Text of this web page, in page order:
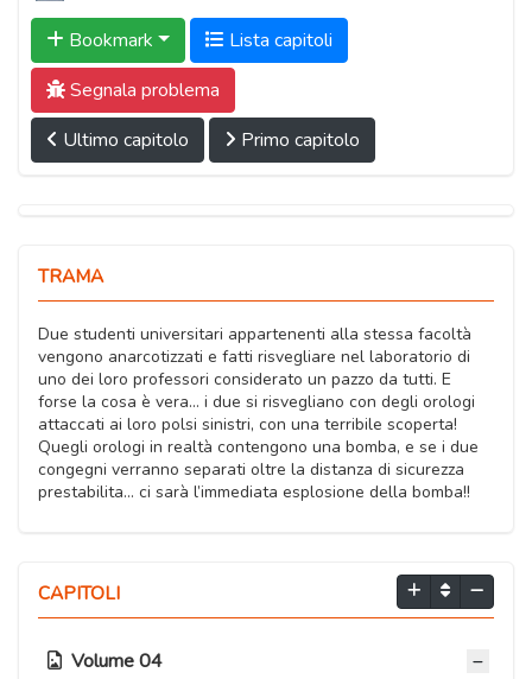
Bookmark
Lista capitoli
Segnala problema
Ultimo capitolo
Primo capitolo
TRAMA
Due studenti universitari appartenenti alla stessa facoltà
vengono anarcotizzati e fatti risvegliare nel laboratorio di
uno dei loro professori considerato un pazzo da tutti. E
forse la cosa è vera… i due si risvegliano con degli orologi
attaccati ai loro polsi sinistri, con una terribile scoperta!
Quegli orologi in realtà contengono una bomba, e se i due
congegni verranno separati oltre la distanza di sicurezza
prestabilita… ci sarà l’immediata esplosione della bomba!!
CAPITOLI
Volume 04